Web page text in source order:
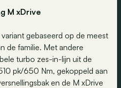
M xDrive
gebaseerd op de meest
de familie. Met andere
turbo zes-in-lijn uit de
pk/650 Nm, gekoppeld aan
en de M xDrive